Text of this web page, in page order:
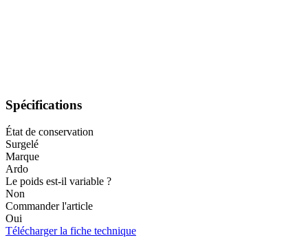
Spécifications
État de conservation
Surgelé
Marque
Ardo
Le poids est-il variable ?
Non
Commander l'article
Oui
Télécharger la fiche technique